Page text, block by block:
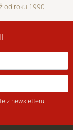
od roku 1990
z newsletteru